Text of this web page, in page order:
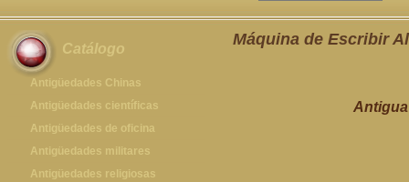
Catálogo
Antigüedades Chinas
Antigüedades Chinas
Antigüedades científicas
Antigüedades científicas
Antigüedades de oficina
Máquinas de escribir antiguas
Calculadoras antiguas
Antigüedades militares
Espadas antiguas
Antigüedades religiosas
Máquina de Escribir